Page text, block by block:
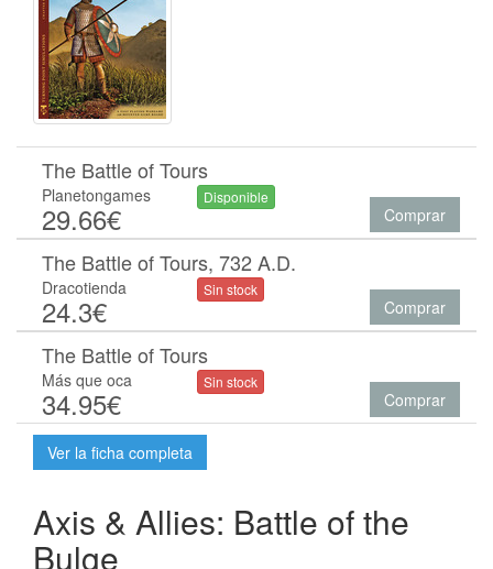
The Battle of Tours
Planetongames
29.66€
Disponible
Comprar
The Battle of Tours, 732 A.D.
Dracotienda
24.3€
Sin stock
Comprar
The Battle of Tours
Más que oca
34.95€
Sin stock
Comprar
Ver la ficha completa
Axis & Allies: Battle of the
Bulge